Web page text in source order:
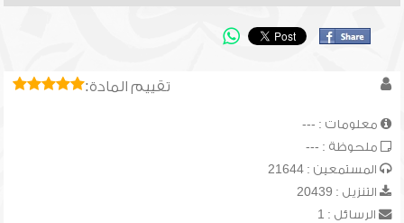
تقييم المادة:
معلومات : ---
ملحوظة : ---
المستمعين : 21644
التنزيل : 20439
الرسائل : 1